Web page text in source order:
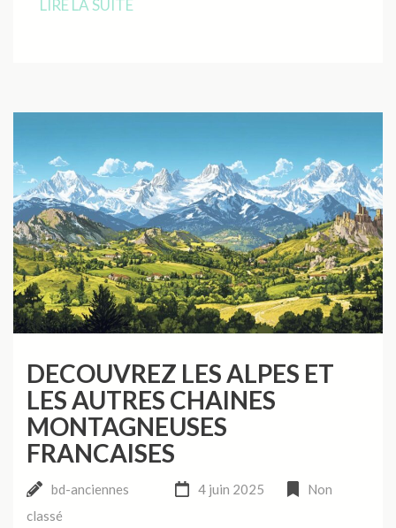
LIRE LA SUITE
DECOUVREZ LES ALPES ET
LES AUTRES CHAINES
MONTAGNEUSES
FRANCAISES
bd-anciennes 4 juin 2025
Non
classé